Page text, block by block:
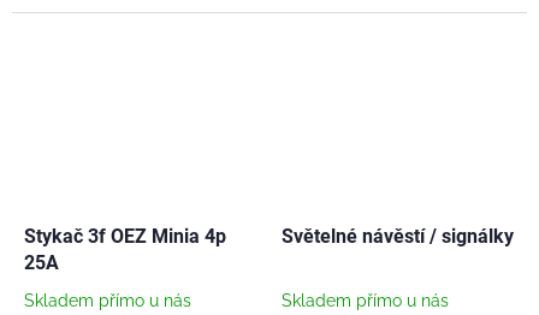
obsahuje: - 1x pevnou
Stykač 3f OEZ Minia 4p
25A
Skladem přímo u nás
Světelné návěstí / signálky
Skladem přímo u nás